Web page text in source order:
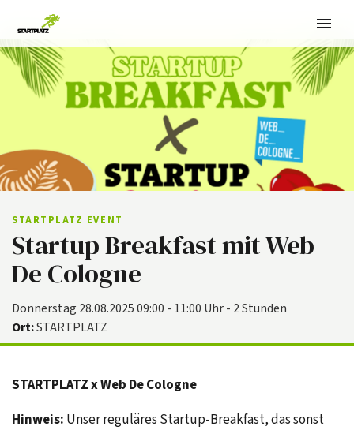
STARTPLATZ EVENT
Startup Breakfast mit Web
De Cologne
Donnerstag 28.08.2025 09:00 - 11:00 Uhr - 2 Stunden
Ort:STARTPLATZ
STARTPLATZ x Web De Cologne
Hinweis: Unser reguläres Startup-Breakfast, das sonst